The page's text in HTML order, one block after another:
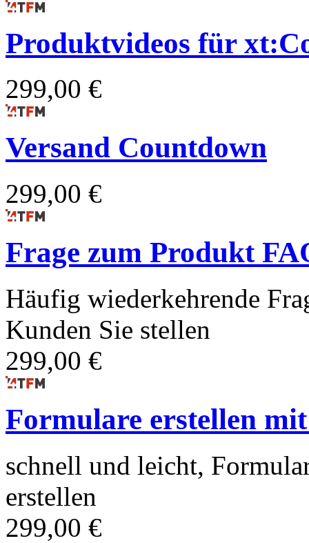
Produktvideos für
299,00 €
Versand Countdown
299,00 €
Frage zum Produkt
Häufig wiederkehrende
Kunden Sie stellen
299,00 €
Formulare erstellen
schnell und leicht,
erstellen
299,00 €